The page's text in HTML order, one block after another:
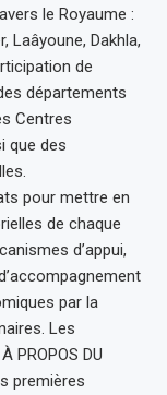
le Royaume :
Laâyoune, Dakhla,
de
départements
Centres
que des
pour mettre en
de chaque
d’appui,
par la
Les
PROPOS DU
premières